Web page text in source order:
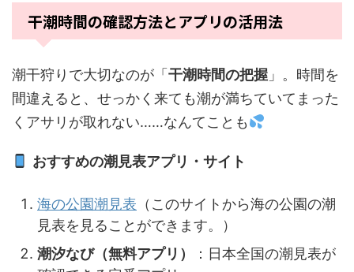
干潮時間の確認方法とアプリの活用法
潮干狩りで大切なのが「 干潮時間の把握 」。時間を
間違えると、せっかく来ても潮が満ちていてまった
くアサリが取れない……なんてことも
おすすめの潮見表アプリ・サイト
海の公園潮見表 （このサイトから海の公園の潮
見表を見ることができます。）
潮汐なび（無料アプリ）
：日本全国の潮見表が